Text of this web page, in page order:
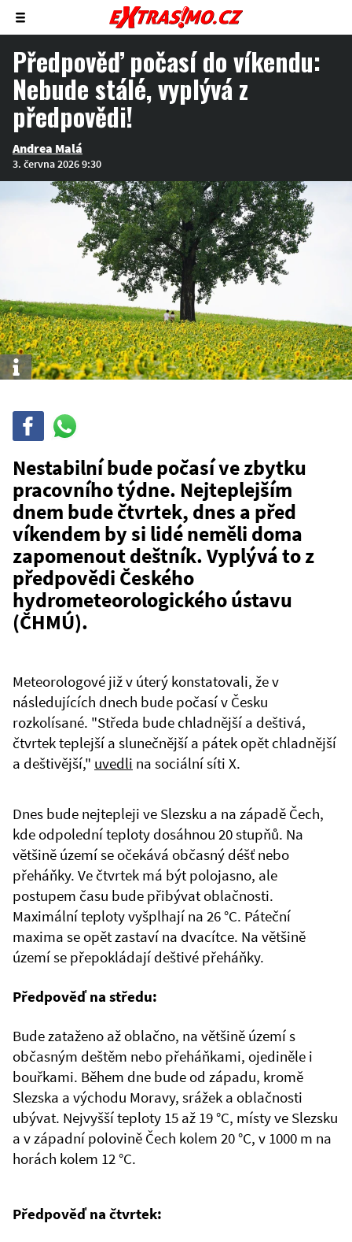
Zobrazit/skrýt
menu
Předpověď počasí do víkendu:
Nebude stálé, vyplývá z
předpovědi!
Andrea Malá
3. června 2026 9:30
Info
Sdílej
WhatsAppu
Nestabilní bude počasí ve zbytku
pracovního týdne. Nejteplejším
dnem bude čtvrtek, dnes a před
víkendem by si lidé neměli doma
zapomenout deštník. Vyplývá to z
předpovědi Českého
hydrometeorologického ústavu
(ČHMÚ).
Meteorologové již v úterý konstatovali, že v
následujících dnech bude počasí v Česku
rozkolísané. "Středa bude chladnější a deštivá,
čtvrtek teplejší a slunečnější a pátek opět chladnější
a deštivější," uvedli na sociální síti X.
Dnes bude nejtepleji ve Slezsku a na západě Čech,
kde odpolední teploty dosáhnou 20 stupňů. Na
většině území se očekává občasný déšť nebo
přeháňky. Ve čtvrtek má být polojasno, ale
postupem času bude přibývat oblačnosti.
Maximální teploty vyšplhají na 26 °C. Páteční
maxima se opět zastaví na dvacítce. Na většině
území se přepokládají deštivé přeháňky.
Předpověď na středu:
Bude zataženo až oblačno, na většině území s
občasným deštěm nebo přeháňkami, ojediněle i
bouřkami. Během dne bude od západu, kromě
Slezska a východu Moravy, srážek a oblačnosti
ubývat. Nejvyšší teploty 15 až 19 °C, místy ve Slezsku
a v západní polovině Čech kolem 20 °C, v 1000 m na
horách kolem 12 °C.
Předpověď na čtvrtek: